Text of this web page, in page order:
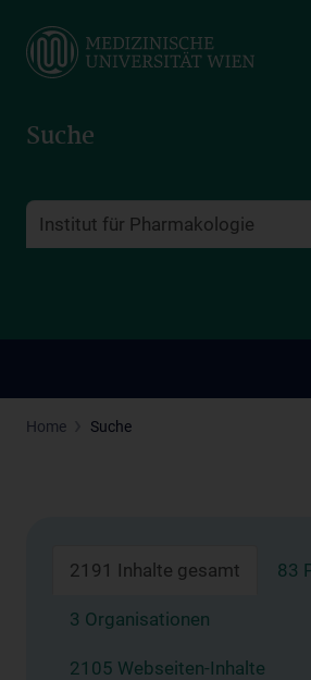
main
Suche
Home Suche
2191 Inhalte gesamt 83
3 Organisationen
2105 Webseiten-Inhalte